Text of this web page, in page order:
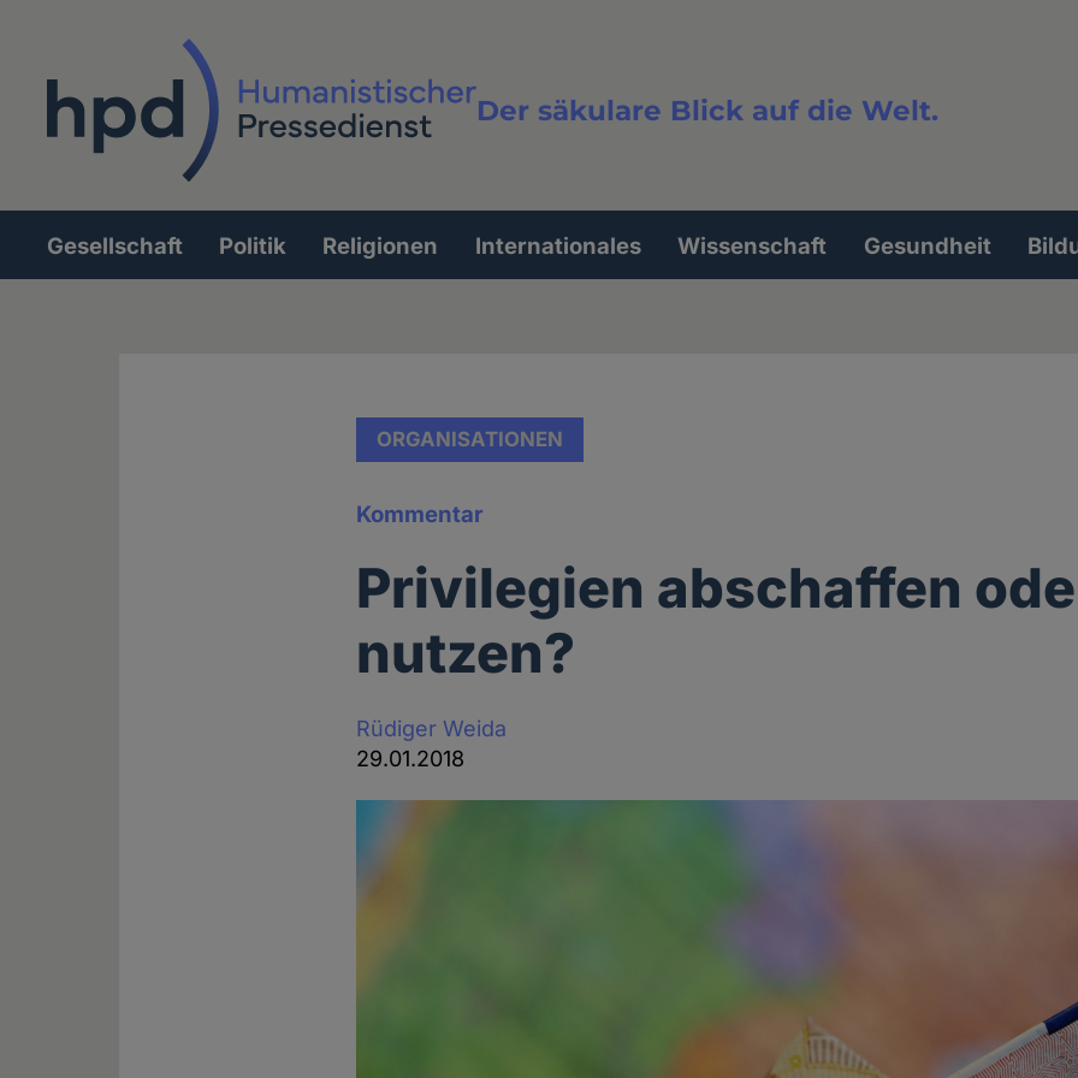
Der säkulare Blick auf die Welt.
Volltextsuche
Hauptnavigation
Gesellschaft Politik Religionen Internationales Wissenschaft Gesundheit
ORGANISATIONEN
Kommentar
Privilegien abschaffen
nutzen?
Rüdiger Weida
29.01.2018